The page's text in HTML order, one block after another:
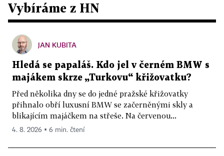
Vybíráme z HN
JAN KUBITA
Hledá se papaláš. Kdo jel v černém BMW s
majákem skrze „Turkovu“ křižovatku?
Před několika dny se do jedné pražské křižovatky
přihnalo obří luxusní BMW se začerněnými skly a
blikajícím majáčkem na střeše. Na červenou...
4. 8. 2026 ▪ 6 min. čtení